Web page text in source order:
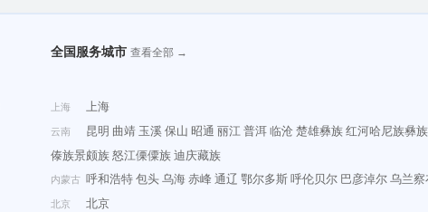
全国服务城市 查看全部 →
上海 上海
云南 昆明 曲靖 玉溪保山 昭通 丽江 普洱临沧楚雄彝族红河哈尼族彝族
傣族景颇族怒江傈僳族迪庆藏族
内蒙古 呼和浩特包头乌海赤峰通辽 鄂尔多斯呼伦贝尔 巴彦淖尔乌兰察
北京 北京